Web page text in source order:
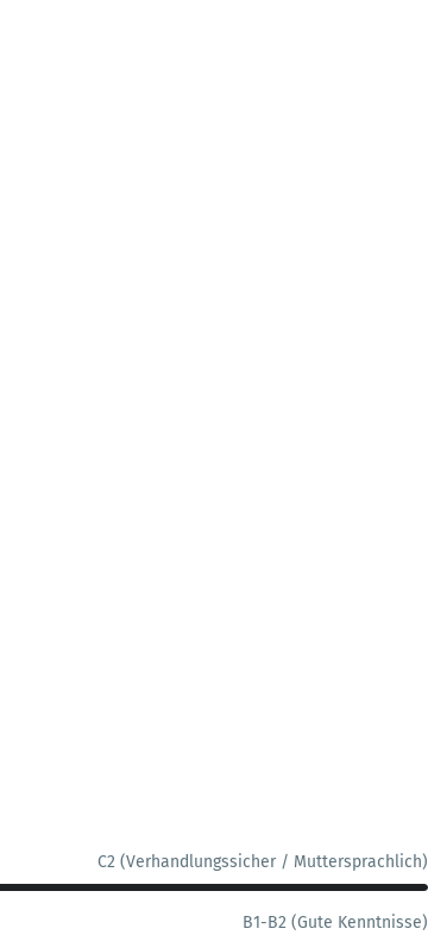
C2 (Verhandlungssicher / Muttersprachlich)
B1-B2 (Gute Kenntnisse)